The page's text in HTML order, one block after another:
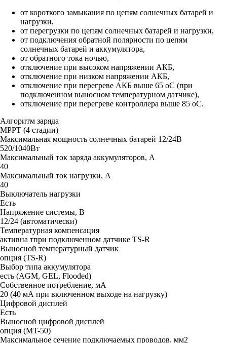
от короткого замыкания по цепям солнечных батарей и
нагрузки,
от перегрузки по цепям солнечных батарей и нагрузки,
от подключения обратной полярности по цепям
солнечных батарей и аккумулятора,
от обратного тока ночью,
отключение при высоком напряжении АКБ,
отключение при низком напряжении АКБ,
отключение при перегреве АКБ выше 65 oC (при
подключенном выносном температурном датчике),
отключение при перегреве контроллера выше 85 oC.
Алгоритм заряда
MPPT (4 стадии)
Максимальная мощность солнечных батарей 12/24В
520/1040Вт
Максимальный ток заряда аккумуляторов, А
40
Максимальный ток нагрузки, А
40
Выключатель нагрузки
Есть
Напряжение системы, В
12/24 (автоматически)
Температурная компенсация
активна тпри подключенном датчике TS-R
Выносной температурный датчик
опция (TS-R)
Выбор типа аккумулятора
есть (AGM, GEL, Flooded)
Собственное потребление, мА
20 (40 мА при включенном выходе на нагрузку)
Цифровой дисплей
Есть
Выносной цифровой дисплей
опция (MT-50)
Максимальное сечение подключаемых проводов, мм2